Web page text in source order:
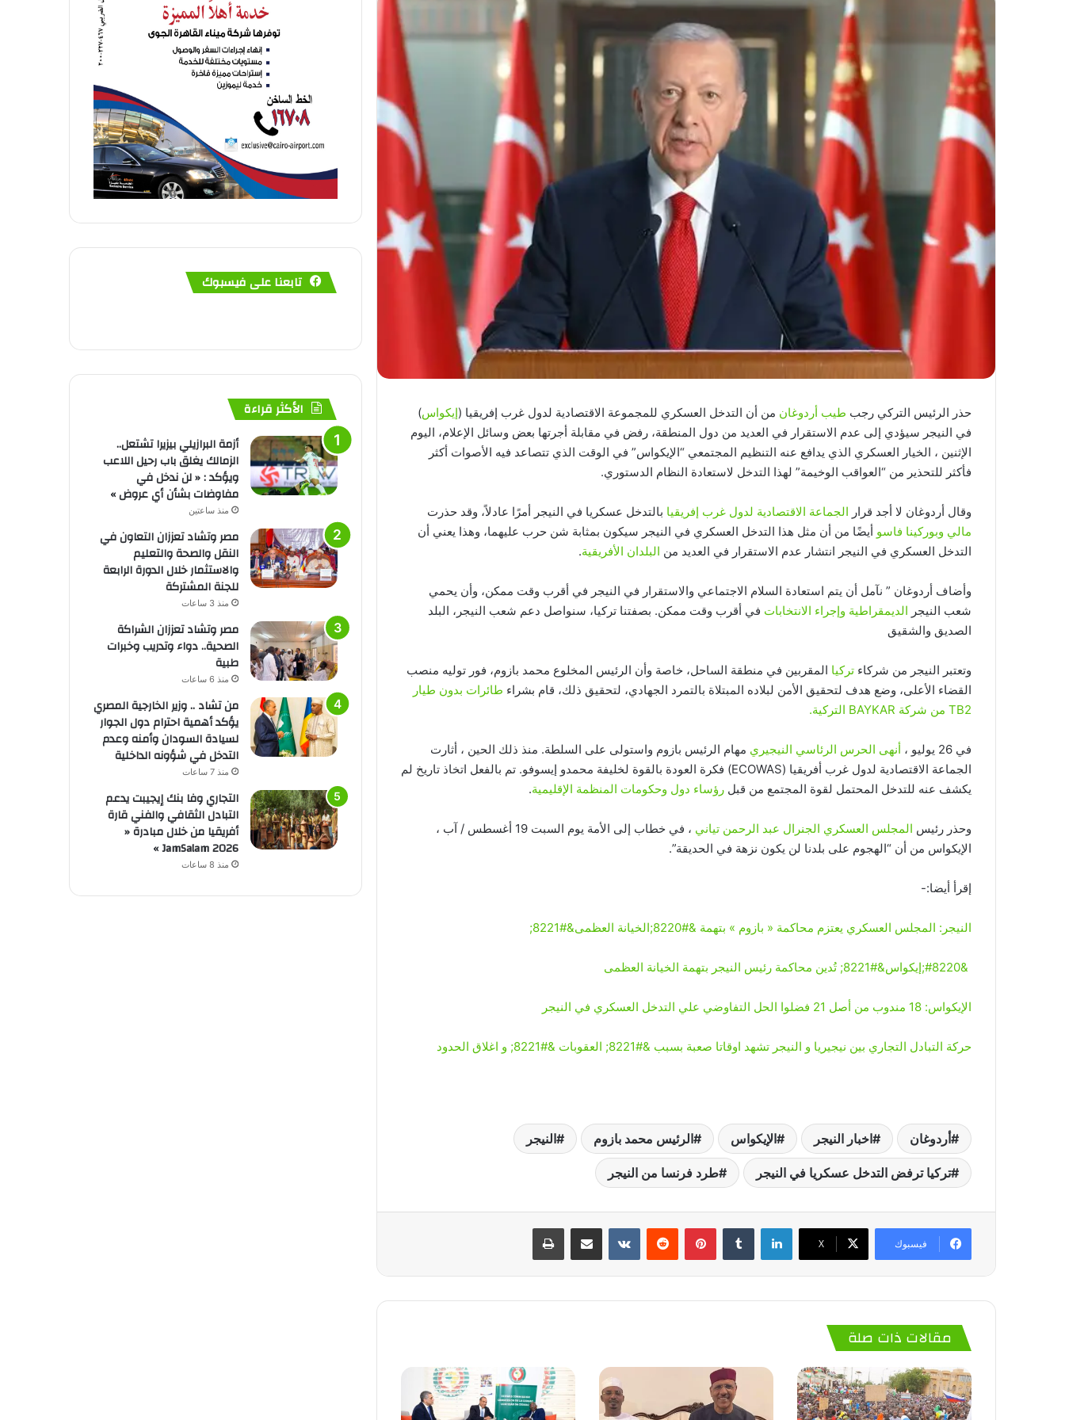
حذر الرئيس التركي رجب طيب أردوغان من أن التدخل العسكري للمجموعة الاقتصادية لدول غرب إفريقيا (إيكواس)
في النيجر سيؤدي إلى عدم الاستقرار في العديد من دول المنطقة، رفض في مقابلة أجرتها بعض وسائل الإعلام، اليوم
الإثنين ، الخيار العسكري الذي يدافع عنه التنظيم المجتمعي “الإيكواس” في الوقت الذي تتصاعد فيه الأصوات أكثر
فأكثر للتحذير من “العواقب الوخيمة” لهذا التدخل لاستعادة النظام الدستوري.
وقال أردوغان لا أجد قرار الجماعة الاقتصادية لدول غرب إفريقيا بالتدخل عسكريا في النيجر أمرًا عادلاً، وقد حذرت
مالي وبوركينا فاسو أيضًا من أن مثل هذا التدخل العسكري في النيجر سيكون بمثابة شن حرب عليهما، وهذا يعني أن
التدخل العسكري في النيجر انتشار عدم الاستقرار في العديد من البلدان الأفريقية.
وأضاف أردوغان ” نآمل أن يتم استعادة السلام الاجتماعي والاستقرار في النيجر في أقرب وقت ممكن، وأن يحمي
شعب النيجر الديمقراطية وإجراء الانتخابات في أقرب وقت ممكن. بصفتنا تركيا، سنواصل دعم شعب النيجر، البلد
الصديق والشقيق
وتعتبر النيجر من شركاء تركيا المقربين في منطقة الساحل، خاصة وأن الرئيس المخلوع محمد بازوم، فور توليه منصب
القضاء الأعلى، وضع هدف لتحقيق الأمن لبلاده المبتلاة بالتمرد الجهادي، لتحقيق ذلك، قام بشراء طائرات بدون طيار
TB2 من شركة BAYKAR التركية.
في 26 يوليو ، أنهى الحرس الرئاسي النيجيري مهام الرئيس بازوم واستولى على السلطة. منذ ذلك الحين ، أثارت
الجماعة الاقتصادية لدول غرب أفريقيا (ECOWAS) فكرة العودة بالقوة لخليفة محمدو إيسوفو. تم بالفعل اتخاذ تاريخ لم
يكشف عنه للتدخل المحتمل لقوة المجتمع من قبل رؤساء دول وحكومات المنظمة الإقليمية.
وحذر رئيس المجلس العسكري الجنرال عبد الرحمن تياني
، في خطاب إلى الأمة يوم السبت 19 أغسطس / آب ،
الإيكواس من أن “الهجوم على بلدنا لن يكون نزهة في الحديقة”.
إقرأ أيضا:-
النيجر: المجلس العسكري يعتزم محاكمة « بازوم » بتهمة &#8220;الخيانة العظمى&#8221;
&#8220;إيكواس&#8221; تُدين محاكمة رئيس النيجر بتهمة الخيانة العظمى
الإيكواس: 18 مندوب من أصل 21 فضلوا الحل التفاوضي علي التدخل العسكري في النيجر
حركة التبادل التجاري بين نيجيريا و النيجر تشهد اوقاتا صعبة بسبب &#8221; العقوبات &#8221; و اغلاق الحدود
أردوغان اخبار النيجر الإيكواس الرئيس محمد بازوم النيجر
تركيا ترفض التدخل عسكريا في النيجر طرد فرنسا من النيجر
فيسبوك ‫X
لينكدإن بينتيريست
مقالات ذات صلة
تابعنا على فيسبوك
الأكثر قراءة
أزمة البرازيلي بيزيرا تشتعل..
الزمالك يغلق باب رحيل اللاعب
ويؤكد : « لن ندخل في
مفاوضات بشأن أي عروض »
منذ ساعتين
مصر وتشاد تعززان التعاون في
النقل والصحة والتعليم
والاستثمار خلال الدورة الرابعة
للجنة المشتركة
منذ 3 ساعات
مصر وتشاد تعززان الشراكة
الصحية.. دواء وتدريب وخبرات
طبية
منذ 6 ساعات
من تشاد .. وزير الخارجية المصري
يؤكد أهمية احترام دول الجوار
لسيادة السودان وأمنه وعدم
التدخل في شؤونه الداخلية
منذ 7 ساعات
التجاري وفا بنك إيجيبت يدعم
التبادل الثقافي والفني قارة
أفريقيا من خلال مبادرة «
JamSalam 2026 »
منذ 8 ساعات